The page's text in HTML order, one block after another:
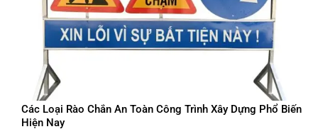
Các Loại Rào Chắn An Toàn Công Trình Xây Dựng Phổ Biến
Hiện Nay